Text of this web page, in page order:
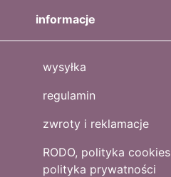
informacje
wysyłka
regulamin
zwroty i reklamacje
RODO, polityka cookies
polityka prywatności